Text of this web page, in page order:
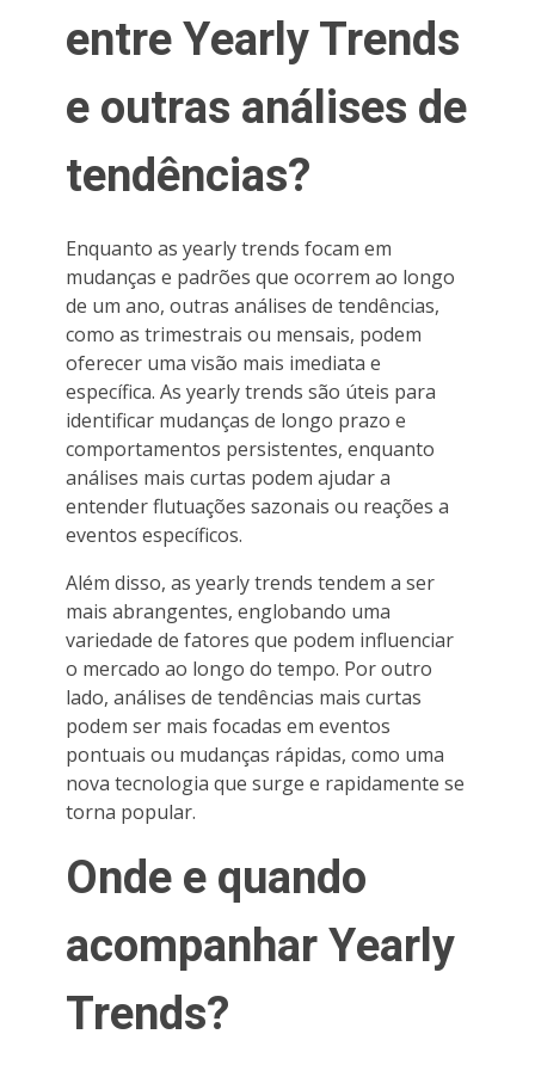
entre Yearly Trends
e outras análises de
tendências?
Enquanto as yearly trends focam em
mudanças e padrões que ocorrem ao longo
de um ano, outras análises de tendências,
como as trimestrais ou mensais, podem
oferecer uma visão mais imediata e
específica. As yearly trends são úteis para
identificar mudanças de longo prazo e
comportamentos persistentes, enquanto
análises mais curtas podem ajudar a
entender flutuações sazonais ou reações a
eventos específicos.
Além disso, as yearly trends tendem a ser
mais abrangentes, englobando uma
variedade de fatores que podem influenciar
o mercado ao longo do tempo. Por outro
lado, análises de tendências mais curtas
podem ser mais focadas em eventos
pontuais ou mudanças rápidas, como uma
nova tecnologia que surge e rapidamente se
torna popular.
Onde e quando
acompanhar Yearly
Trends?